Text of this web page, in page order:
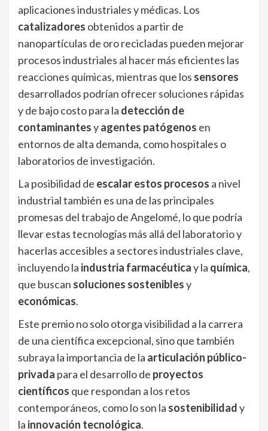
aplicaciones industriales y médicas. Los
catalizadores obtenidos a partir de
nanopartículas de oro recicladas pueden mejorar
procesos industriales al hacer más eficientes las
reacciones químicas, mientras que los sensores
desarrollados podrían ofrecer soluciones rápidas
y de bajo costo para la detección de
contaminantesyagentes patógenos en
entornos de alta demanda, como hospitales o
laboratorios de investigación.
La posibilidad de escalar estos procesos a nivel
industrial también es una de las principales
promesas del trabajo de Angelomé, lo que podría
llevar estas tecnologías más allá del laboratorio y
hacerlas accesibles a sectores industriales clave,
incluyendo la industria farmacéuticay la química,
que buscan soluciones sosteniblesy
económicas.
Este premio no solo otorga visibilidad a la carrera
de una científica excepcional, sino que también
subraya la importancia de la articulación público-
privada para el desarrollo de proyectos
científicos que respondan a los retos
contemporáneos, como lo son la sostenibilidady
la innovación tecnológica.